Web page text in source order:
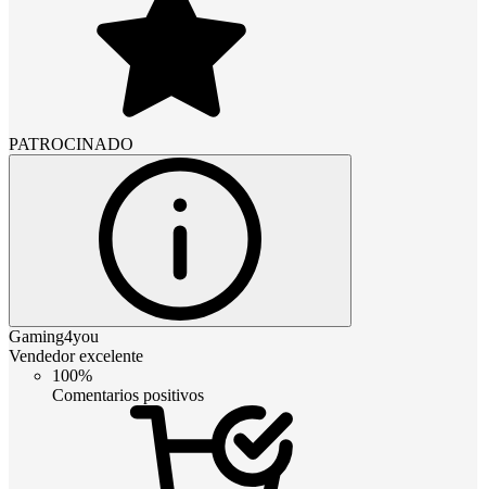
PATROCINADO
Gaming4you
Vendedor excelente
100%
Comentarios positivos